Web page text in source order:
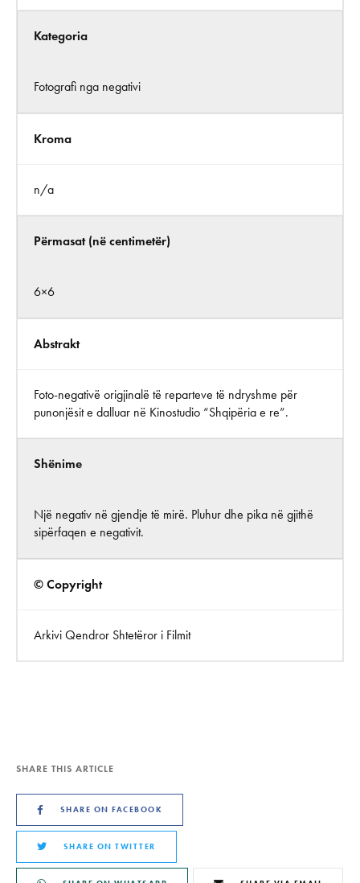
Kategoria
Fotografi nga negativi
Kroma
n/a
Përmasat (në centimetër)
6×6
Abstrakt
Foto-negativë origjinalë të reparteve të ndryshme për
punonjësit e dalluar në Kinostudio “Shqipëria e re”.
Shënime
Një negativ në gjendje të mirë. Pluhur dhe pika në gjithë
sipërfaqen e negativit.
© Copyright
Arkivi Qendror Shtetëror i Filmit
SHARE THIS ARTICLE
SHARE ON FACEBOOK
SHARE ON TWITTER